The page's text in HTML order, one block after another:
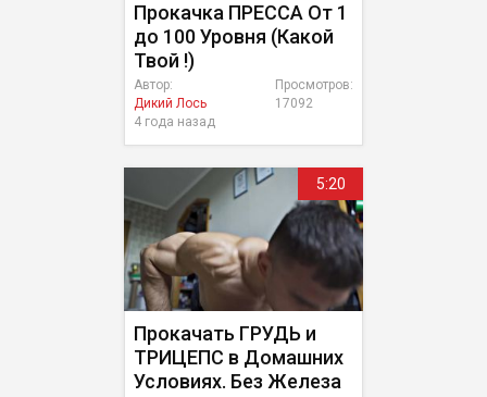
Прокачка ПРЕССА От 1
до 100 Уровня (Какой
Твой !)
Просмотров:
17092
Автор:
Дикий Лось
4 года назад
5:20
Прокачать ГРУДЬ и
ТРИЦЕПС в Домашних
Условиях. Без Железа